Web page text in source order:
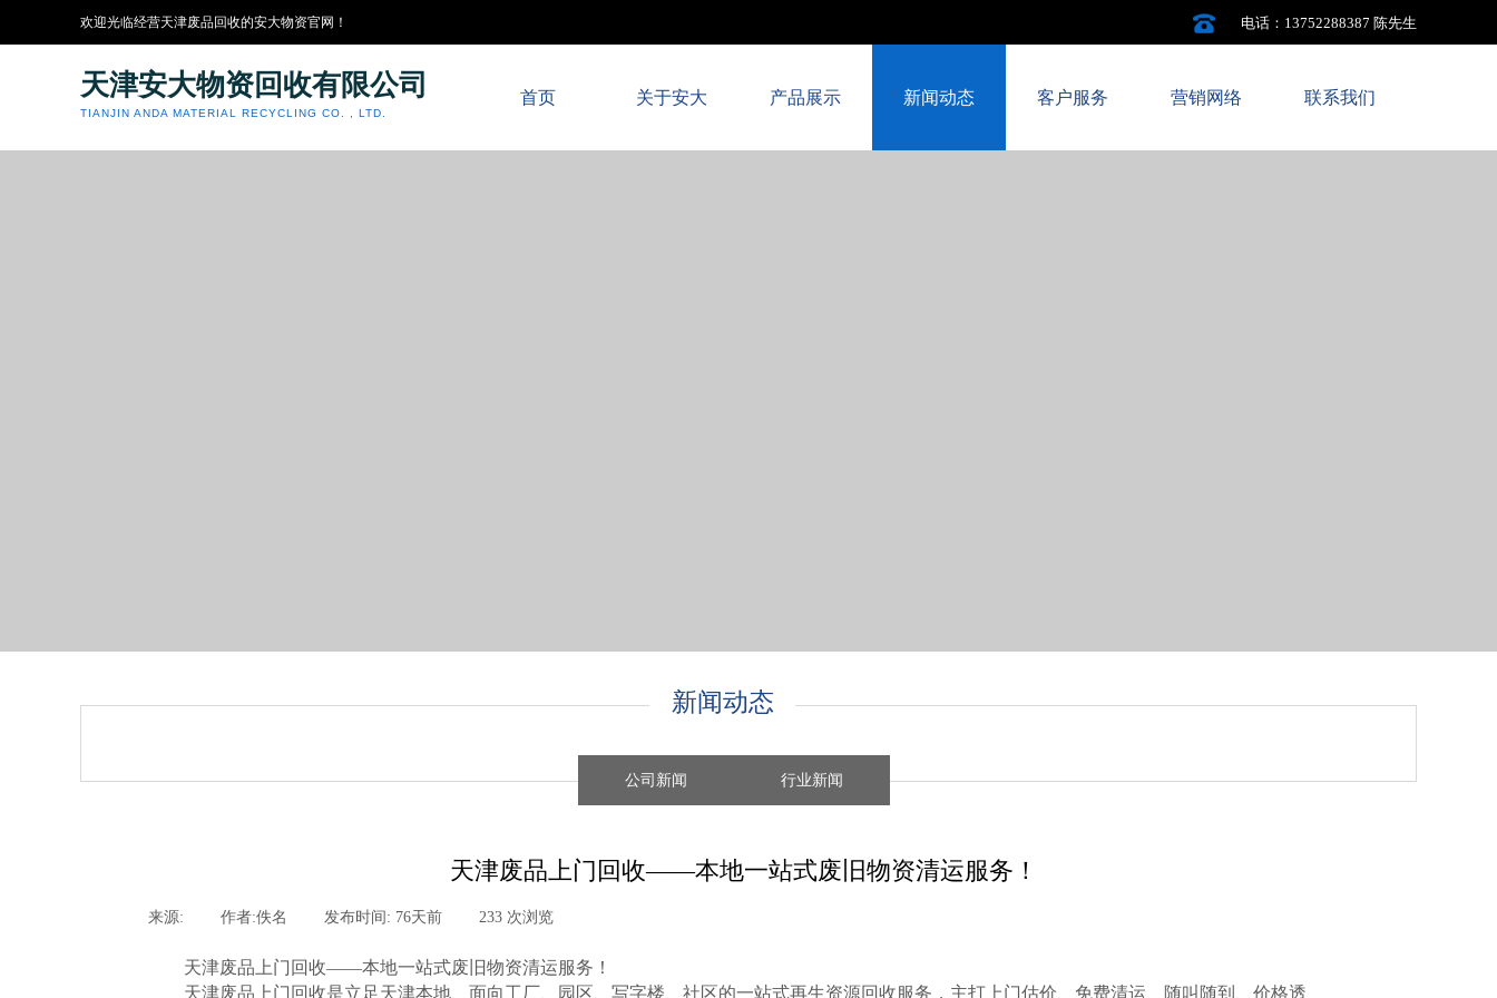
欢迎光临经营天津废品回收的安大物资官网！ 电话： 13752288387 陈先生
首页 关于安大 产品展示 新闻动态 客户服务 营销网络 联系我们
天津安大物资回收有限公司
TIANJIN ANDA MATERIAL RECYCLING CO. , LTD.
新闻动态
公司新闻 行业新闻
天津废品上门回收​——本地一站式废旧物资清运服务！
来源: 作者:佚名 发布时间: 76天前 233 次浏览
天津废品上门回收——本地一站式废旧物资清运服务！
天津废品上门回收是立足天津本地、面向工厂、园区、写字楼、社区的一站式再生资源回收服务，主打上门估价、免费清运、随叫随到、价格透